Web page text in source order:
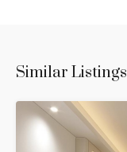
Similar Listings